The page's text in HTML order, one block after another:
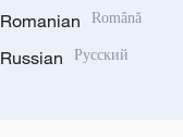
Romanian Română
Russian Русский